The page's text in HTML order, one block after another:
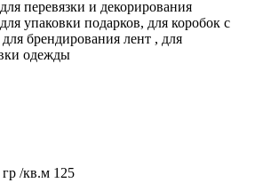
перевязки и декорирования
упаковки подарков, для коробок с
брендирования лент , для
одежды
гр /кв.м 125